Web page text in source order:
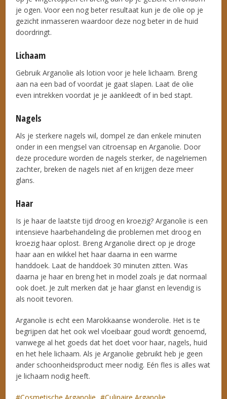
je ogen. Voor een nog beter resultaat kun je de olie op je
gezicht inmasseren waardoor deze nog beter in de huid
doordringt.
Lichaam
Gebruik Arganolie als lotion voor je hele lichaam. Breng
aan na een bad of voordat je gaat slapen. Laat de olie
even intrekken voordat je je aankleedt of in bed stapt.
Nagels
Als je sterkere nagels wil, dompel ze dan enkele minuten
onder in een mengsel van citroensap en Arganolie. Door
deze procedure worden de nagels sterker, de nagelriemen
zachter, breken de nagels niet af en krijgen deze meer
glans.
Haar
Is je haar de laatste tijd droog en kroezig? Arganolie is een
intensieve haarbehandeling die problemen met droog en
kroezig haar oplost. Breng Arganolie direct op je droge
haar aan en wikkel het haar daarna in een warme
handdoek. Laat de handdoek 30 minuten zitten. Was
daarna je haar en breng het in model zoals je dat normaal
ook doet. Je zult merken dat je haar glanst en levendig is
als nooit tevoren.
Arganolie is echt een Marokkaanse wonderolie. Het is te
begrijpen dat het ook wel vloeibaar goud wordt genoemd,
vanwege al het goeds dat het doet voor haar, nagels, huid
en het hele lichaam. Als je Arganolie gebruikt heb je geen
ander schoonheidsproduct meer nodig. Eén fles is alles wat
je lichaam nodig heeft.